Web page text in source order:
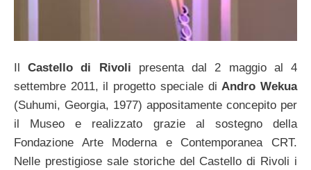
IlCastello di Rivoli presenta dal 2 maggio al 4
settembre 2011, il progetto speciale diAndro Wekua
(Suhumi, Georgia, 1977) appositamente concepito per
il Museo e realizzato grazie al sostegno della
Fondazione Arte Moderna e Contemporanea CRT.
Nelle prestigiose sale storiche del Castello di Rivoli i